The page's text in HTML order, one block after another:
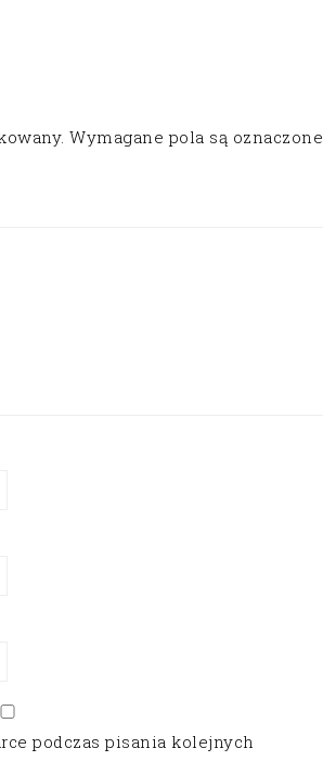
Wymagane pola są oznaczone
podczas pisania kolejnych